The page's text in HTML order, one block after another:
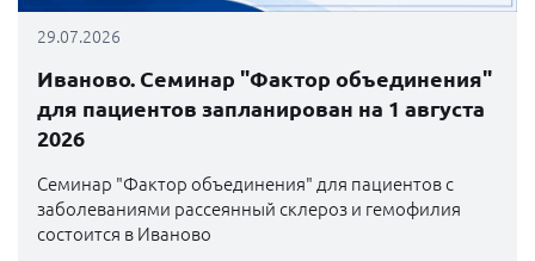
29.07.2026
Иваново. Семинар "Фактор объединения"
для пациентов запланирован на 1 августа
2026
Семинар "Фактор объединения" для пациентов с
заболеваниями рассеянный склероз и гемофилия
состоится в Иваново